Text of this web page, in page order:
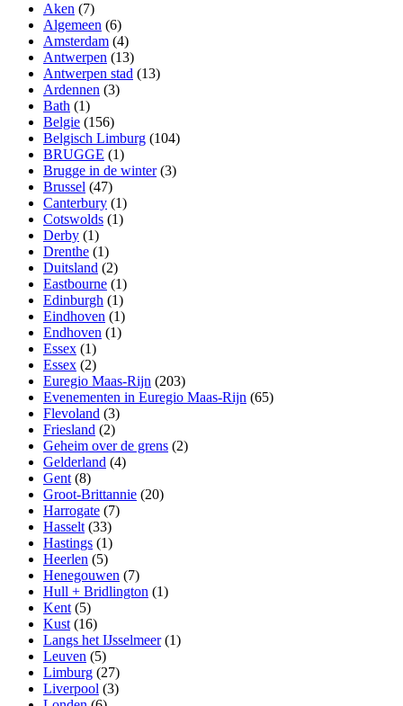
Aken (7)
Algemeen (6)
Amsterdam (4)
Antwerpen (13)
Antwerpen stad (13)
Ardennen (3)
Bath (1)
Belgie (156)
Belgisch Limburg (104)
BRUGGE (1)
Brugge in de winter(3)
Brussel (47)
Canterbury (1)
Cotswolds (1)
Derby (1)
Drenthe (1)
Duitsland (2)
Eastbourne (1)
Edinburgh (1)
Eindhoven (1)
Endhoven (1)
Essex (1)
Essex (2)
Euregio Maas-Rijn (203)
Evenementen in Euregio Maas-Rijn (65)
Flevoland (3)
Friesland (2)
Geheim over de grens (2)
Gelderland (4)
Gent (8)
Groot-Brittannie (20)
Harrogate (7)
Hasselt (33)
Hastings (1)
Heerlen (5)
Henegouwen (7)
Hull + Bridlington (1)
Kent (5)
Kust (16)
Langs het IJsselmeer(1)
Leuven (5)
Limburg (27)
Liverpool (3)